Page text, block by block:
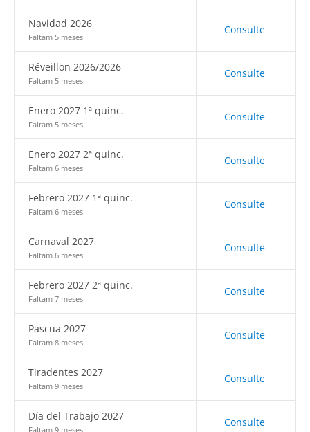
Navidad 2026
Faltam 5 meses
Consulte
Réveillon 2026/2026
Faltam 5 meses
Consulte
Enero 2027 1ª quinc.
Faltam 5 meses
Consulte
Enero 2027 2ª quinc.
Faltam 6 meses
Consulte
Febrero 2027 1ª quinc.
Faltam 6 meses
Consulte
Carnaval 2027
Faltam 6 meses
Consulte
Febrero 2027 2ª quinc.
Faltam 7 meses
Consulte
Pascua 2027
Faltam 8 meses
Consulte
Tiradentes 2027
Faltam 9 meses
Consulte
Día del Trabajo 2027
Faltam 9 meses
Consulte